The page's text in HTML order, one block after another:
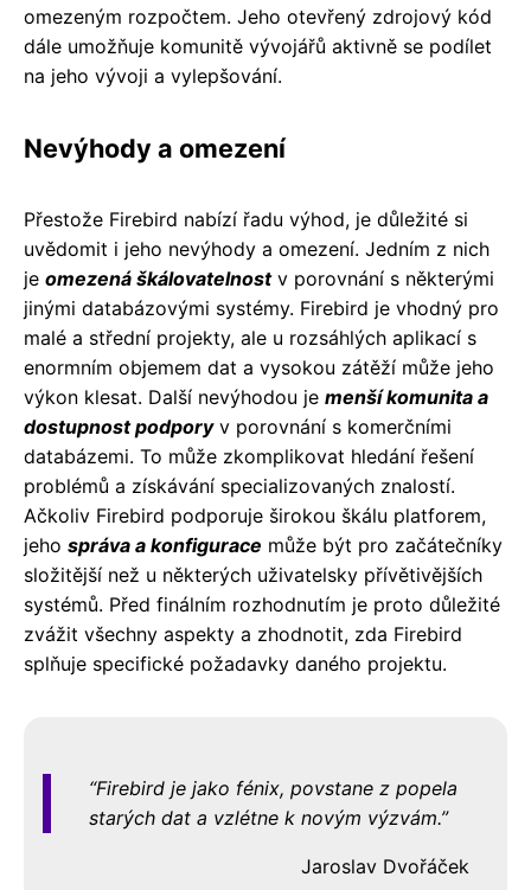
omezeným rozpočtem. Jeho otevřený zdrojový kód
dále umožňuje komunitě vývojářů aktivně se podílet
na jeho vývoji a vylepšování.
Nevýhody a omezení
Přestože Firebird nabízí řadu výhod, je důležité si
uvědomit i jeho nevýhody a omezení. Jedním z nich
je omezená škálovatelnostv porovnání s některými
jinými databázovými systémy. Firebird je vhodný pro
malé a střední projekty, ale u rozsáhlých aplikací s
enormním objemem dat a vysokou zátěží může jeho
výkon klesat. Další nevýhodou je menší komunita a
dostupnost podporyv porovnání s komerčními
databázemi. To může zkomplikovat hledání řešení
problémů a získávání specializovaných znalostí.
Ačkoliv Firebird podporuje širokou škálu platforem,
jeho správa a konfigurace může být pro začátečníky
složitější než u některých uživatelsky přívětivějších
systémů. Před finálním rozhodnutím je proto důležité
zvážit všechny aspekty a zhodnotit, zda Firebird
splňuje specifické požadavky daného projektu.
Firebird je jako fénix, povstane z popela
starých dat a vzlétne k novým výzvám.
Jaroslav Dvořáček